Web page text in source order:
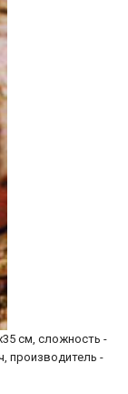
см, сложность -
производитель -